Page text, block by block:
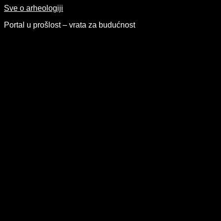
Skip
content
Sve o arheologiji
Portal u prošlost – vrata za budućnost